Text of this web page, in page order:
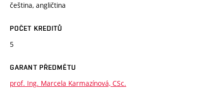
čeština, angličtina
POČET KREDITŮ
5
GARANT PŘEDMĚTU
prof. Ing. Marcela Karmazínová, CSc.